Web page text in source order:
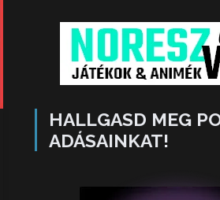
HALLGASD MEG
ADÁSAINKAT!